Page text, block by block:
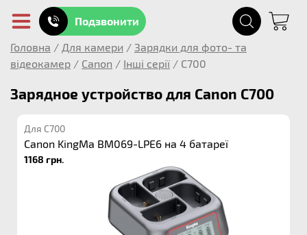
Подзвонити
Головна / Для камери / Зарядки для фото- та
відеокамер / Canon / Інші серії / C700
Зарядное устройство для Canon C700
Для C700
Canon KingMa BM069-LPE6 на 4 батареї
1168 грн.